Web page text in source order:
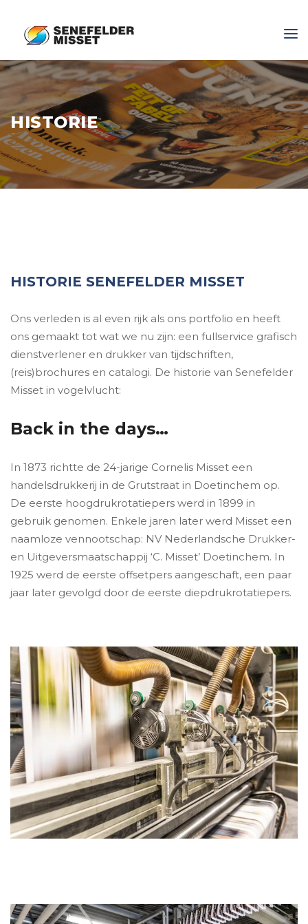
HISTORIE
HISTORIE SENEFELDER MISSET
Ons verleden is al even rijk als ons portfolio en heeft
ons gemaakt tot wat we nu zijn: een fullservice grafisch
dienstverlener en drukker van tijdschriften,
(reis)brochures en catalogi. De historie van Senefelder
Misset in vogelvlucht:
Back in the days…
In 1873 richtte de 24-jarige Cornelis Misset een
handelsdrukkerij in de Grutstraat in Doetinchem op.
De eerste hoogdrukrotatiepers werd in 1899 in
gebruik genomen. Enkele jaren later werd Misset een
naamloze vennootschap: NV Nederlandsche Drukker-
en Uitgeversmaatschappij ‘C. Misset’ Doetinchem. In
1925 werd de eerste offsetpers aangeschaft, een paar
jaar later gevolgd door de eerste diepdrukrotatiepers.